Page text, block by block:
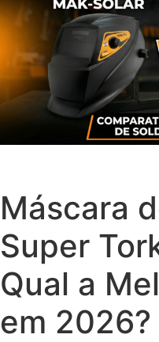
Máscara
Super
Qual a
em 2026?